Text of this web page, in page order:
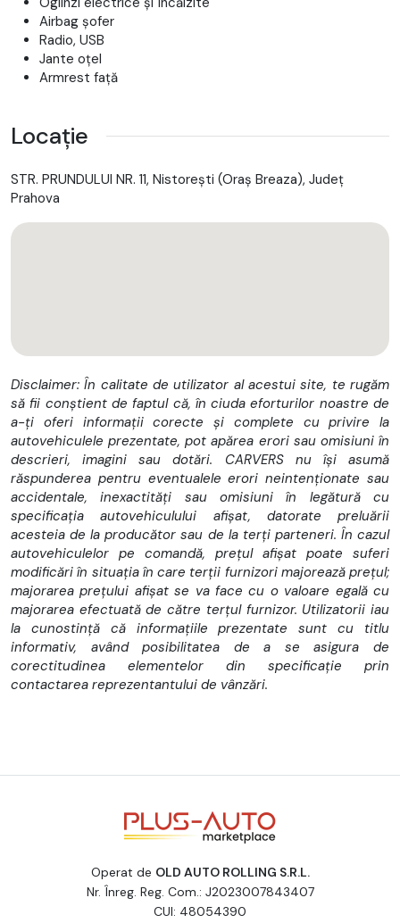
Airbag șofer
Radio, USB
Jante oțel
Armrest față
Locație
STR. PRUNDULUI NR. 11, Nistoreşti (Oraş Breaza), Județ
Prahova
Disclaimer: În calitate de utilizator al acestui site, te rugăm
să fii conștient de faptul că, în ciuda eforturilor noastre de
a-ți oferi informații corecte și complete cu privire la
autovehiculele prezentate, pot apărea erori sau omisiuni în
descrieri, imagini sau dotări. CARVERS nu își asumă
răspunderea pentru eventualele erori neintenționate sau
accidentale, inexactități sau omisiuni în legătură cu
specificația autovehiculului afișat, datorate preluării
acesteia de la producător sau de la terți parteneri. În cazul
autovehiculelor pe comandă, prețul afișat poate suferi
modificări în situația în care terții furnizori majorează prețul;
majorarea prețului afișat se va face cu o valoare egală cu
majorarea efectuată de către terțul furnizor. Utilizatorii iau
la cunostință că informațiile prezentate sunt cu titlu
informativ, având posibilitatea de a se asigura de
corectitudinea elementelor din specificație prin
contactarea reprezentantului de vânzări.
Operat de OLD AUTO ROLLING S.R.L.
Nr. Înreg. Reg. Com.: J2023007843407
CUI: 48054390